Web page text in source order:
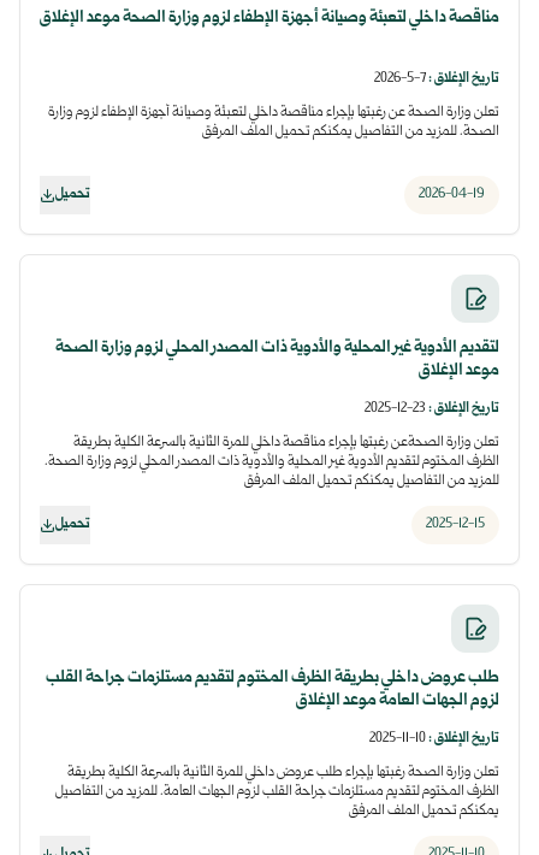
مناقصة داخلي لتعبئة وصيانة أجهزة الإطفاء لزوم وزارة الصحة موعد الإغلاق
تاريخ الإغلاق:
7-5-2026
تعلن وزارة الصحة عن رغبتها بإجراء مناقصة داخلي لتعبئة وصيانة أجهزة الإطفاء لزوم وزارة
الصحة. للمزيد من التفاصيل يمكنكم تحميل الملف المرفق
2026-04-19 تحميل
لتقديم الأدوية غير المحلية والأدوية ذات المصدر المحلي لزوم وزارة الصحة
موعد الإغلاق
تاريخ الإغلاق:
23-12-2025
تعلن وزارة الصحةعن رغبتها بإجراء مناقصة داخلي للمرة الثانية بالسرعة الكلية بطريقة
الظرف المختوم لتقديم الأدوية غير المحلية والأدوية ذات المصدر المحلي لزوم وزارة الصحة.
للمزيد من التفاصيل يمكنكم تحميل الملف المرفق
2025-12-15 تحميل
طلب عروض داخلي بطريقة الظرف المختوم لتقديم مستلزمات جراحة القلب
لزوم الجهات العامة موعد الإغلاق
تاريخ الإغلاق:
10-11-2025
تعلن وزارة الصحة رغبتها بإجراء طلب عروض داخلي للمرة الثانية بالسرعة الكلية بطريقة
الظرف المختوم لتقديم مستلزمات جراحة القلب لزوم الجهات العامة. للمزيد من التفاصيل
يمكنكم تحميل الملف المرفق